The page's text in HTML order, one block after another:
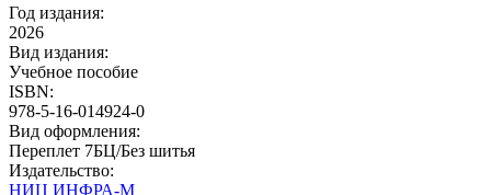
Год издания:
2026
Вид издания:
Учебное пособие
ISBN:
978-5-16-014924-0
Вид оформления:
Переплет 7БЦ/Без шитья
Издательство:
НИЦ ИНФРА-М